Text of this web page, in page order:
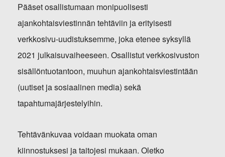
Pääset osallistumaan monipuolisesti
ajankohtaisviestinnän tehtäviin ja erityisesti
verkkosivu-uudistuksemme, joka etenee syksyllä
2021 julkaisuvaiheeseen. Osallistut verkkosivuston
sisällöntuotantoon, muuhun ajankohtaisviestintään
(uutiset ja sosiaalinen media) sekä
tapahtumajärjestelyihin.
Tehtävänkuvaa voidaan muokata oman
kiinnostuksesi ja taitojesi mukaan. Oletko